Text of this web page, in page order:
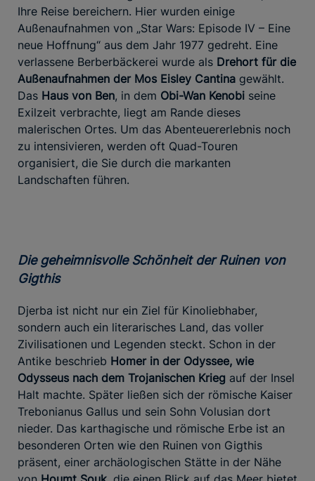
Ihre Reise bereichern. Hier wurden einige
Außenaufnahmen von „Star Wars: Episode IV – Eine
neue Hoffnung“ aus dem Jahr 1977 gedreht. Eine
verlassene Berberbäckerei wurde als Drehort für die
Außenaufnahmen der Mos Eisley Cantina gewählt.
Das Haus von Ben, in dem Obi-Wan Kenobi seine
Exilzeit verbrachte, liegt am Rande dieses
malerischen Ortes. Um das Abenteuererlebnis noch
zu intensivieren, werden oft Quad-Touren
organisiert, die Sie durch die markanten
Landschaften führen.
Die geheimnisvolle Schönheit der Ruinen von
Gigthis
Djerba ist nicht nur ein Ziel für Kinoliebhaber,
sondern auch ein literarisches Land, das voller
Zivilisationen und Legenden steckt. Schon in der
Antike beschrieb Homer in der Odyssee, wie
Odysseus nach dem Trojanischen Krieg auf der Insel
Halt machte. Später ließen sich der römische Kaiser
Trebonianus Gallus und sein Sohn Volusian dort
nieder. Das karthagische und römische Erbe ist an
besonderen Orten wie den Ruinen von Gigthis
präsent, einer archäologischen Stätte in der Nähe